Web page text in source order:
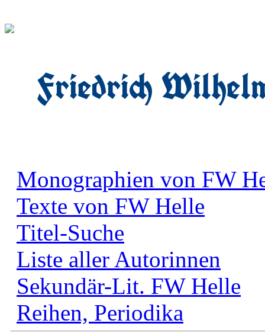
Friedrich
Monographien von FW
Texte von FW Helle
Titel-Suche
Liste aller Autorinnen
Sekundär-Lit. FW Helle
Reihen, Periodika